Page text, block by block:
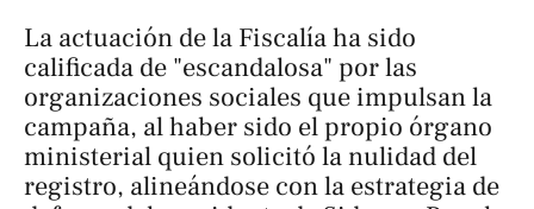
La actuación de la Fiscalía ha sido
calificada de "escandalosa" por las
organizaciones sociales que impulsan la
campaña, al haber sido el propio órgano
ministerial quien solicitó la nulidad del
registro, alineándose con la estrategia de